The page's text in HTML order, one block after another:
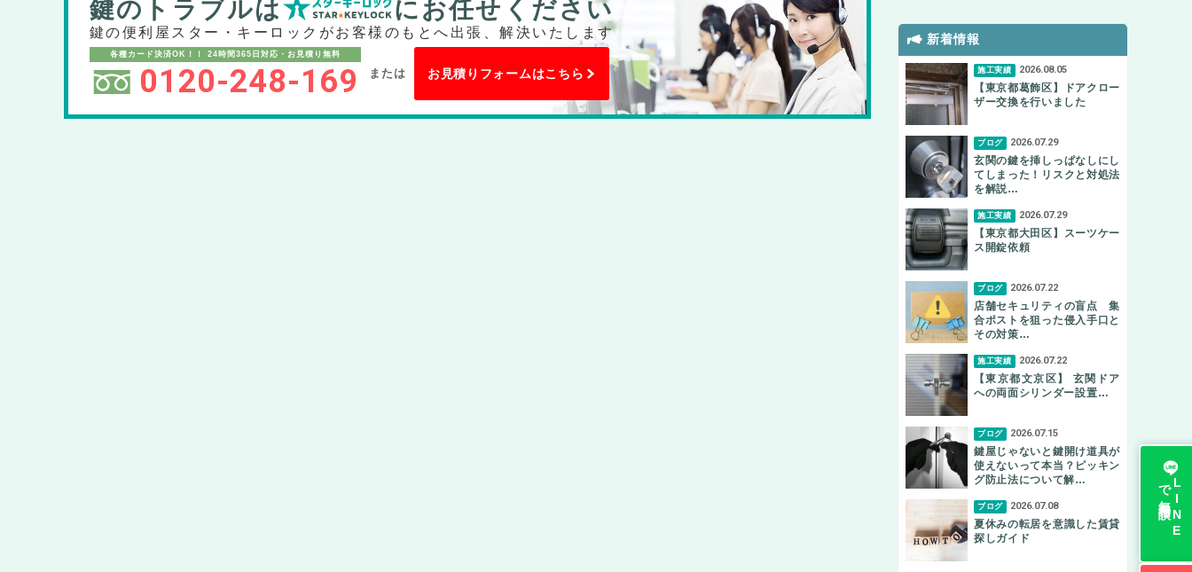
鍵のトラブルは にお任せください
鍵の便利屋スター・キーロックがお客様のもとへ出張、解決いたします
各種カード決済OK！！ 24時間365日対応・お見積り無料
0120-248-169 または お見積りフォームはこちら
新着情報
施工実績 2026.08.05
【東京都葛飾区】ドアクロー
ザー交換を行いました
ブログ 2026.07.29
玄関の鍵を挿しっぱなしにし
てしまった！リスクと対処法
を解説…
施工実績 2026.07.29
【東京都大田区】スーツケー
ス開錠依頼
ブログ 2026.07.22
店舗セキュリティの盲点 集
合ポストを狙った侵入手口と
その対策…
施工実績 2026.07.22
【東京都文京区】 玄関ドア
への両面シリンダー設置…
ブログ 2026.07.15
鍵屋じゃないと鍵開け道具が
使えないって本当？ピッキン
グ防止法について解…
ブログ 2026.07.08
夏休みの転居を意識した賃貸
探しガイド
L
I
N
E
で
無料相談